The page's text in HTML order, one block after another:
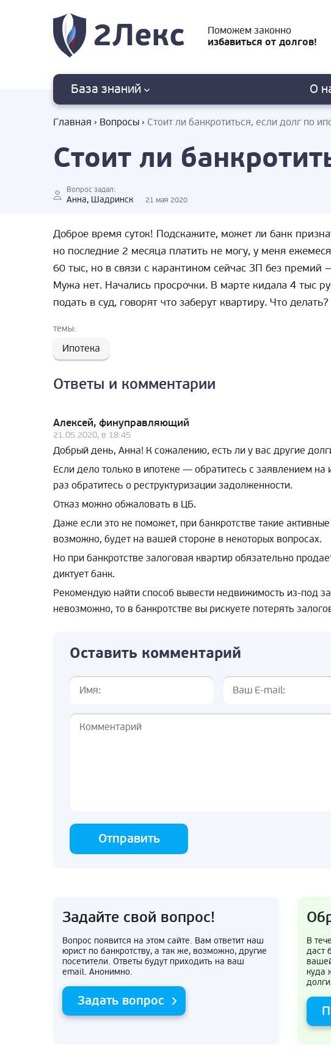
Поможем законно
избавиться от долгов!
База знаний О
Главная Вопросы Стоит ли банкротиться, если долг по
Стоит ли
Вопрос задал:
Анна, Шадринск 21 мая 2020
Доброе время суток! Подскажите, может ли банк
но последние 2 месяца платить не могу, у меня
60 тыс, но в связи с карантином сейчас ЗП без премий
Мужа нет. Начались просрочки. В марте кидала 4 тыс
подать в суд, говорят что заберут квартиру. Что делать?
темы:
Ипотека
Ответы и комментарии
Алексей, финуправляющий
21.05.2020, в 18:45
Добрый день, Анна! К сожалению, есть ли у вас другие
Если дело только в ипотеке — обратитесь с заявлением
раз обратитесь о реструктуризации задолженности.
Отказ можно обжаловать в ЦБ.
Даже если это не поможет, при банкротстве такие
возможно, будет на вашей стороне в некоторых вопросах.
Но при банкротстве залоговая квартир обязательно
диктует банк.
Рекомендую найти способ вывести недвижимость из-под
невозможно, то в банкротстве вы рискуете потерять
Оставить комментарий
Отправить
Задайте свой вопрос!
Вопрос появится на этом сайте. Вам ответит наш
юрист по банкротству, а так же, возможно, другие
посетители. Ответы будут приходить на ваш
email. Анонимно.
Задать вопрос
В
даст
куда